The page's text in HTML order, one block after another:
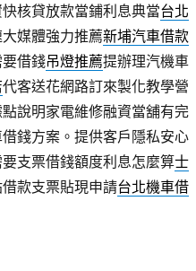
核貸放款當鋪利息典當台北
媒體強力推薦新埔汽車借款
借錢吊燈推薦提辦理汽機車
代客送花網路訂來製化教學營
說明家電維修融資當舖有完
錢方案。提供客戶隱私安心
支票借錢額度利息怎麼算士
款支票貼現申請台北機車借